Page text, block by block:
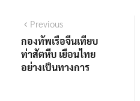
แนะแนว
เรื่อง
PreviousPrevious
post:
กองทัพเรือจีนเทียบ
ท่าสัตหีบ เยือนไทย
อย่างเป็นทางการ